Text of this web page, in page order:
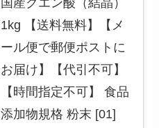
1kg 【送料無料】【メ
ール便で郵便ポストに
お届け】【代引不可】
【時間指定不可】 食品
添加物規格 粉末 [01]